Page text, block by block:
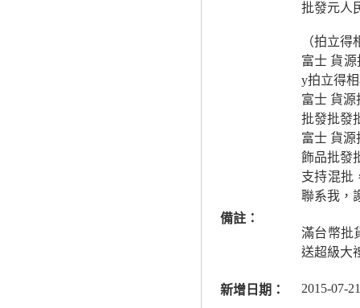
批發元人
（拍立
富士 貨
y拍立得
富士 貨
批發批發
富士 貨
飾品批發
支持混批
聯系我，
備註：
滿台幣批
送超級大
新增日期： 2015-07-